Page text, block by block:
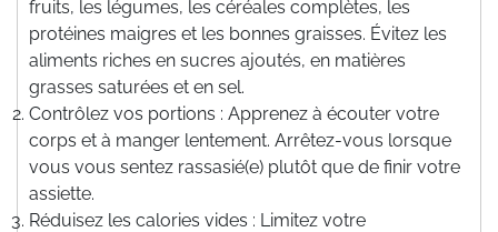
fruits, les légumes, les céréales complètes, les
protéines maigres et les bonnes graisses. Évitez les
aliments riches en sucres ajoutés, en matières
grasses saturées et en sel.
Contrôlez vos portions : Apprenez à écouter votre
corps et à manger lentement. Arrêtez-vous lorsque
vous vous sentez rassasié(e) plutôt que de finir votre
assiette.
Réduisez les calories vides : Limitez votre